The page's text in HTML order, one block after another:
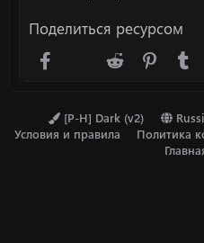
Поделиться ресурсом
FacebookX (Twitter)
Reddit
[P-H] Dark (v2)
Условия и правила
Политика